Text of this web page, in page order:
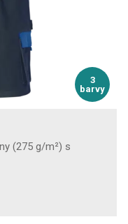
3
barvy
(275 g/m²) s